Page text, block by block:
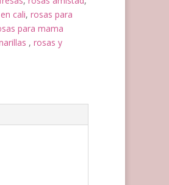
cali, rosas para
para mama
, rosas y